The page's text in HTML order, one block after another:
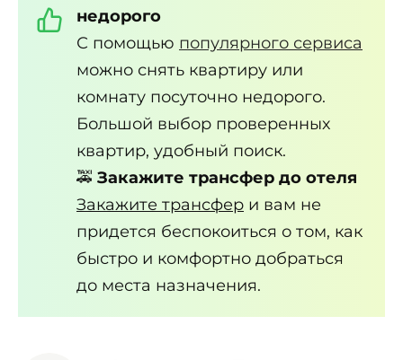
недорого
С помощью популярного сервиса
можно снять квартиру или
комнату посуточно недорого.
Большой выбор проверенных
квартир, удобный поиск.
🚕 Закажите трансфер до отеля
Закажите трансфер и вам не
придется беспокоиться о том, как
быстро и комфортно добраться
до места назначения.